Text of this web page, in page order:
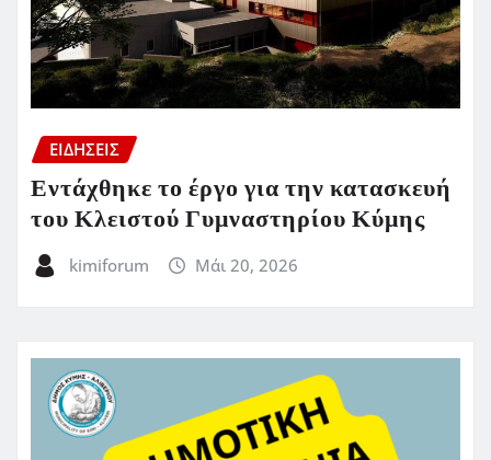
ΕΙΔΗΣΕΙΣ
Εντάχθηκε το έργο για την κατασκευή
του Κλειστού Γυμναστηρίου Κύμης
kimiforum Μάι 20, 2026